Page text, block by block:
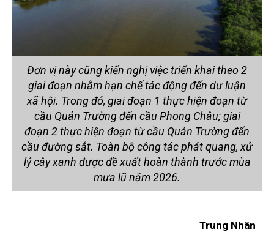
Đơn vị này cũng kiến nghị việc triển khai theo 2
giai đoạn nhằm hạn chế tác động đến dư luận
xã hội. Trong đó, giai đoạn 1 thực hiện đoạn từ
cầu Quán Trường đến cầu Phong Châu; giai
đoạn 2 thực hiện đoạn từ cầu Quán Trường đến
cầu đường sắt. Toàn bộ công tác phát quang, xử
lý cây xanh được đề xuất hoàn thành trước mùa
mưa lũ năm 2026.
Trung Nhân